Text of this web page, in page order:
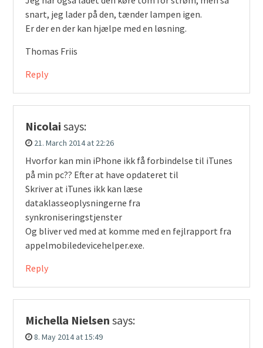
snart, jeg lader på den, tænder lampen igen.
Er der en der kan hjælpe med en løsning.
Thomas Friis
Reply
Nicolai says:
21. March 2014 at 22:26
Hvorfor kan min iPhone ikk få forbindelse til iTunes
på min pc?? Efter at have opdateret til
Skriver at iTunes ikk kan læse
dataklasseoplysningerne fra
synkroniseringstjenster
Og bliver ved med at komme med en fejlrapport fra
appelmobiledevicehelper.exe.
Reply
Michella Nielsen says:
8. May 2014 at 15:49